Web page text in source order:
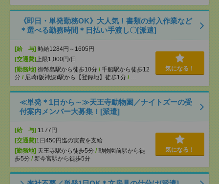
《即日・単発勤務OK》大人気！書類の封入作業など
＊選べる勤務時間＊日払い手渡し〇[派遣]
[給 与] 時給1284円～1605円
[交通費] 上限1,000円/日
[勤務地] 御幣島駅から徒歩10分 / 千船駅から徒歩12
分 / 尼崎(阪神線)駅から【登録地】徒歩1分 / …
気になる！
≪単発＊1日から～≫天王寺動物園／ナイトズーの受
付案内メンバー大募集！[派遣]
[給 与] 1177円
[交通費] 1日450円迄の実費を支給
[勤務地] 天王寺駅から徒歩5分 / 動物園前駅から徒
歩5分 / 新今宮駅から徒歩5分
気になる！